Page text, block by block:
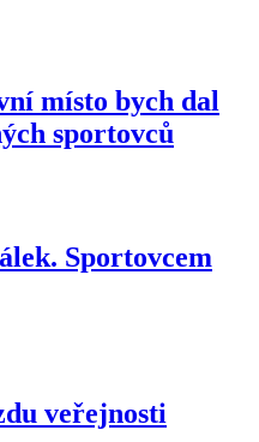
místo bych dal
sportovců
Sportovcem
veřejnosti